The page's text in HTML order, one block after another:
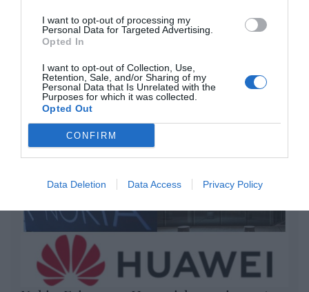
I want to opt-out of processing my
Personal Data for Targeted Advertising.
Opted In
I want to opt-out of Collection, Use,
Retention, Sale, and/or Sharing of my
Personal Data that Is Unrelated with the
Purposes for which it was collected.
Opted Out
CONFIRM
Data Deletion Data Access Privacy Policy
Artículos anteriores
Opinión
Enormes minucias
por Eulogio López